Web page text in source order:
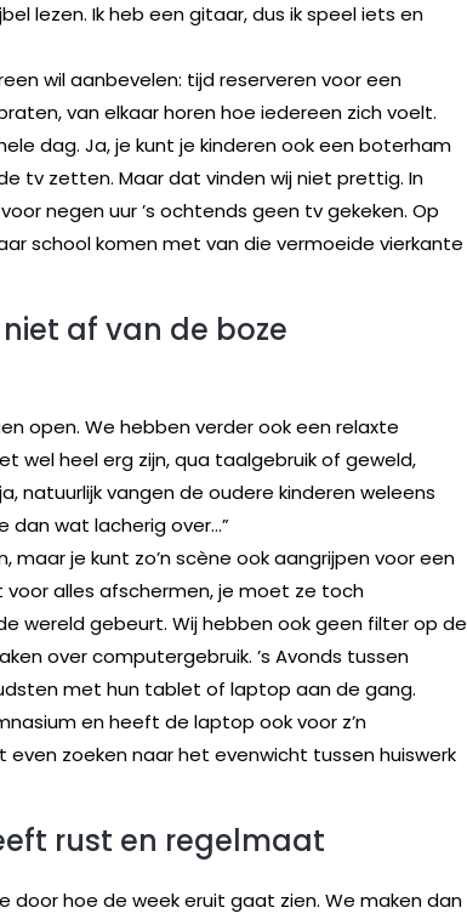
lezen. Ik heb een gitaar, dus ik speel iets en
wil aanbevelen: tijd reserveren voor een
van elkaar horen hoe iedereen zich voelt.
dag. Ja, je kunt je kinderen ook een boterham
tv zetten. Maar dat vinden wij niet prettig. In
negen uur ’s ochtends geen tv gekeken. Op
school komen met van die vermoeide vierkante
af van de boze
open. We hebben verder ook een relaxte
wel heel erg zijn, qua taalgebruik of geweld,
natuurlijk vangen de oudere kinderen weleens
dan wat lacherig over…”
maar je kunt zo’n scène ook aangrijpen voor een
voor alles afschermen, je moet ze toch
wereld gebeurt. Wij hebben ook geen filter op de
over computergebruik. ’s Avonds tussen
met hun tablet of laptop aan de gang.
en heeft de laptop ook voor z’n
even zoeken naar het evenwicht tussen huiswerk
rust en regelmaat
door hoe de week eruit gaat zien. We maken dan